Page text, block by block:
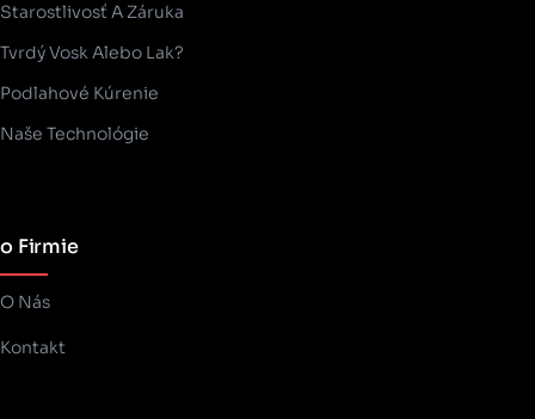
Starostlivosť A Záruka
Tvrdý Vosk Alebo Lak?
Podlahové Kúrenie
Naše Technológie
o Firmie
O Nás
Kontakt